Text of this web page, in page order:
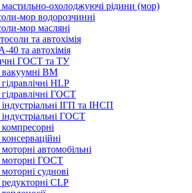
охолоджуючі рідини (мор)
мор водорозчинні
мор масляні
та автохімія
40 та автохімія
ГОСТ та ТУ
ВМ
HLP
ГОСТ
ІГП та ІНСП
ГОСТ
автомобільні
ГОСТ
суднові
CLP